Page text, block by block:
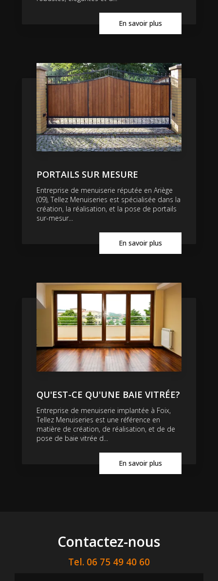
En savoir plus
PORTAILS SUR MESURE
Entreprise de menuiserie réputée en Ariège
(09), Tellez Menuiseries est spécialisée dans la
création, la réalisation, et la pose de portails
sur-mesur...
En savoir plus
QU'EST-CE QU'UNE BAIE VITRÉE?
Entreprise de menuiserie implantée à Foix,
Tellez Menuiseries est une référence en
matière de création, de réalisation, et de de
pose de baie vitrée d...
En savoir plus
Contactez-nous
Tel. 06 75 49 40 60